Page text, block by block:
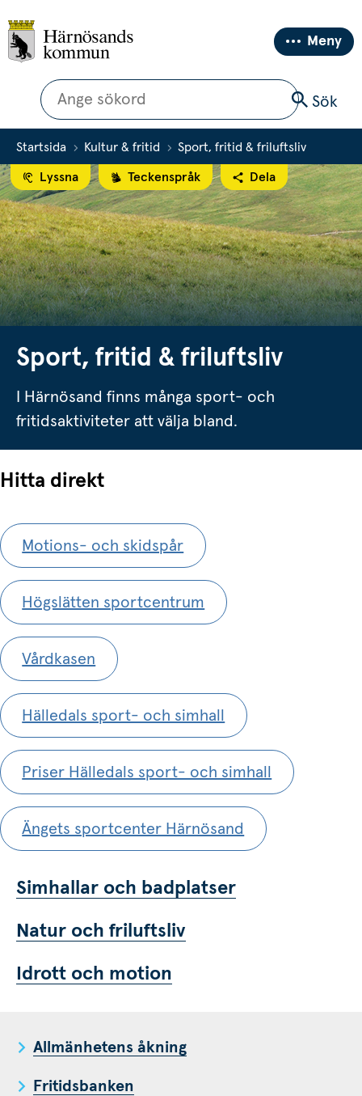
Meny
Sök
Sök
Startsida Kultur & fritid Sport, fritid & friluftsliv
Lyssna Teckenspråk Dela
Sport, fritid & friluftsliv
I Härnösand finns många sport- och
fritidsaktiviteter att välja bland.
Hitta direkt
Motions- och skidspår
Högslätten sportcentrum
Vårdkasen
Hälledals sport- och simhall
Priser Hälledals sport- och simhall
Ängets sportcenter Härnösand
Simhallar och badplatser
Natur och friluftsliv
Idrott och motion
Allmänhetens åkning
Fritidsbanken